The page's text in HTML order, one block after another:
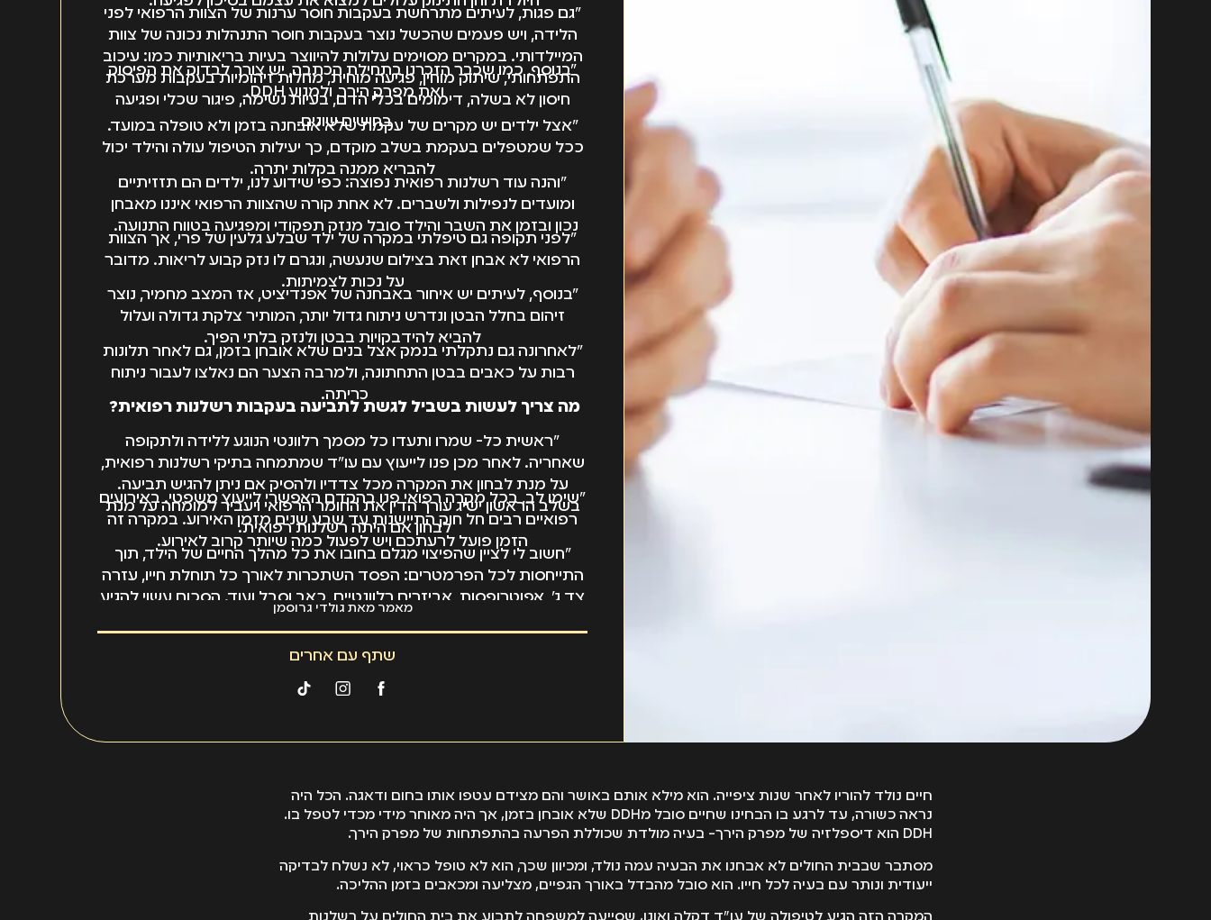
"גם פגות, לעיתים מתרחשת בעקבות חוסר ערנות של הצוות הרפואי לפני
הלידה, ויש פעמים שהכשל נוצר בעקבות חוסר התנהלות נכונה של צוות
המיילדותי. במקרים מסוימים עלולות להיווצר בעיות בריאותיות כמו: עיכוב
התפתחותי, שיתוק מוחין, פגיעה מוחית, מחלות זיהומיות בעקבות מערכת
חיסון לא בשלה, דימומים בכלי הדם, בעיות נשימה, פיגור שכלי ופגיעה
בחושים שונים.
"בנוסף, כמו שכבר הזכרנו בתחילת הכתבה, יש צורך לבדוק את הפיסוק
ואת מפרק הירך, ולמנוע DDH.
"אצל ילדים יש מקרים של עקמת שלא אובחנה בזמן ולא טופלה במועד.
ככל שמטפלים בעקמת בשלב מוקדם, כך יעילות הטיפול עולה והילד יכול
להבריא ממנה בקלות יתרה.
"והנה עוד רשלנות רפואית נפוצה: כפי שידוע לנו, ילדים הם תזזיתיים
ומועדים לנפילות ולשברים. לא אחת קורה שהצוות הרפואי איננו מאבחן
נכון ובזמן את השבר והילד סובל מנזק תפקודי ומפגיעה בטווח התנועה.
"לפני תקופה גם טיפלתי במקרה של ילד שבלע גלעין של פרי, אך הצוות
הרפואי לא אבחן זאת בצילום שנעשה, ונגרם לו נזק קבוע לריאות. מדובר
על נכות לצמיתות.
"בנוסף, לעיתים יש איחור באבחנה של אפנדיציט, אז המצב מחמיר, נוצר
זיהום בחלל הבטן ונדרש ניתוח גדול יותר, המותיר צלקת גדולה ועלול
להביא להידבקויות בבטן ולנזק בלתי הפיך.
"לאחרונה גם נתקלתי בנמק אצל בנים שלא אובחן בזמן, גם לאחר תלונות
רבות על כאבים בבטן התחתונה, ולמרבה הצער הם נאלצו לעבור ניתוח
כריתה.
מה צריך לעשות בשביל לגשת לתביעה בעקבות רשלנות רפואית?
"ראשית כל- שמרו ותעדו כל מסמך רלוונטי הנוגע ללידה ולתקופה
שאחריה. לאחר מכן פנו לייעוץ עם עו"ד שמתמחה בתיקי רשלנות רפואית,
על מנת לבחון את המקרה מכל צדדיו ולהסיק אם ניתן להגיש תביעה.
בשלב הראשון ישיג עורך הדין את החומר הרפואי ויעביר למומחה על מנת
לבחון אם היתה רשלנות רפואית.
"שימו לב, בכל מקרה רפואי פנו בהקדם האפשרי לייעוץ משפטי. באירועים
רפואיים רבים חל חוק התיישנות עד שבע שנים מזמן האירוע. במקרה זה
הזמן פועל לרעתכם ויש לפעול כמה שיותר קרוב לאירוע.
"חשוב לי לציין שהפיצוי מגלם בחובו את כל מהלך החיים של הילד, תוך
התייחסות לכל הפרמטרים: הפסד השתכרות לאורך כל תוחלת חייו, עזרה
צד ג', אפוטרופסות, אביזרים רלוונטיים, כאב וסבל ועוד. הסכום עשוי להגיע
למיליוני שקלים. הסכום הזה יכול לסייע לכם וליד לצלוח את האתגרים
מאמר מאת גולדי גרוסמן
שתף עם אחרים
חיים נולד להוריו לאחר שנות ציפייה. הוא מילא אותם באושר והם מצידם עטפו אותו בחום ודאגה. הכל היה
נראה כשורה, עד לרגע בו הבחינו שחיים סובל מDDH שלא אובחן בזמן, אך היה מאוחר מידי מכדי לטפל בו.
DDH הוא דיספלזיה של מפרק הירך- בעיה מולדת שכוללת הפרעה בהתפתחות של מפרק הירך.
מסתבר שבבית החולים לא אבחנו את הבעיה עמה נולד, ומכיוון שכך, הוא לא טופל כראוי, לא נשלח לבדיקה
ייעודית ונותר עם בעיה לכל חייו. הוא סובל מהבדל באורך הגפיים, מצליעה ומכאבים בזמן ההליכה.